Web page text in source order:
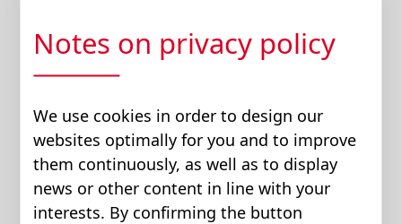
Notes on privacy policy
We use cookies in order to design our
websites optimally for you and to improve
them continuously, as well as to display
news or other content in line with your
interests. By confirming the button